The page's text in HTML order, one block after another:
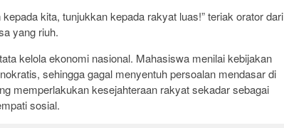
kita, tunjukkan kepada rakyat luas!” teriak orator dari
yang riuh.
kelola ekonomi nasional. Mahasiswa menilai kebijakan
sehingga gagal menyentuh persoalan mendasar di
memperlakukan kesejahteraan rakyat sekadar sebagai
sosial.